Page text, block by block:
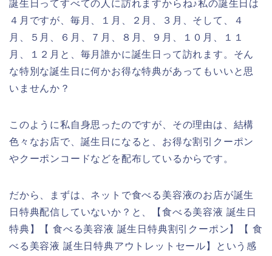
誕生日ってすべての人に訪れますからね♪私の誕生日は
４月ですが、毎月、１月、２月、３月、そして、４
月、５月、６月、７月、８月、９月、１０月、１１
月、１２月と、毎月誰かに誕生日って訪れます。そん
な特別な誕生日に何かお得な特典があってもいいと思
いませんか？
このように私自身思ったのですが、その理由は、結構
色々なお店で、誕生日になると、お得な割引クーポン
やクーポンコードなどを配布しているからです。
だから、まずは、ネットで食べる美容液のお店が誕生
日特典配信していないか？と、【食べる美容液 誕生日
特典】【 食べる美容液 誕生日特典割引クーポン】【 食
べる美容液 誕生日特典アウトレットセール】という感